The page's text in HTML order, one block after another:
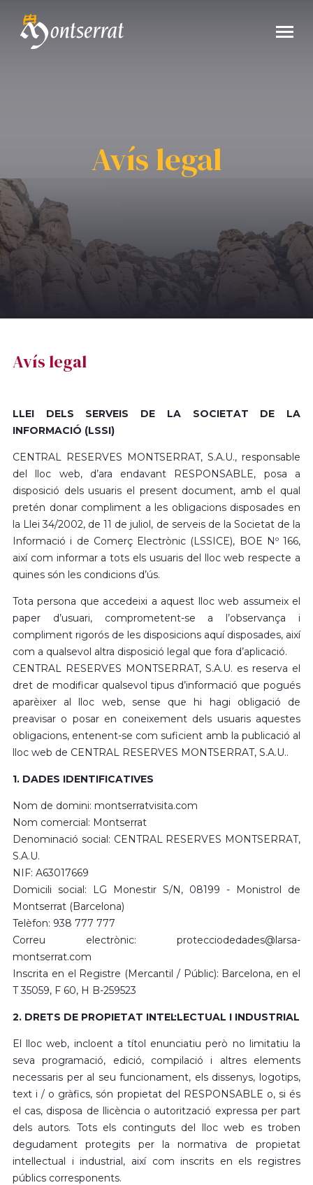
Avís legal
Avís legal
LLEI DELS SERVEIS DE LA SOCIETAT DE LA
INFORMACIÓ (LSSI)
CENTRAL RESERVES MONTSERRAT, S.A.U., responsable
del lloc web, d’ara endavant RESPONSABLE, posa a
disposició dels usuaris el present document, amb el qual
pretén donar compliment a les obligacions disposades en
la Llei 34/2002, de 11 de juliol, de serveis de la Societat de la
Informació i de Comerç Electrònic (LSSICE), BOE Nº 166,
així com informar a tots els usuaris del lloc web respecte a
quines són les condicions d’ús.
Tota persona que accedeixi a aquest lloc web assumeix el
paper d’usuari, comprometent-se a l’observança i
compliment rigorós de les disposicions aquí disposades, així
com a qualsevol altra disposició legal que fora d’aplicació.
CENTRAL RESERVES MONTSERRAT, S.A.U. es reserva el
dret de modificar qualsevol tipus d’informació que pogués
aparèixer al lloc web, sense que hi hagi obligació de
preavisar o posar en coneixement dels usuaris aquestes
obligacions, entenent-se com suficient amb la publicació al
lloc web de CENTRAL RESERVES MONTSERRAT, S.A.U..
1. DADES IDENTIFICATIVES
Nom de domini: montserratvisita.com
Nom comercial: Montserrat
Denominació social: CENTRAL RESERVES MONTSERRAT,
S.A.U.
NIF: A63017669
Domicili social: LG Monestir S/N, 08199 - Monistrol de
Montserrat (Barcelona)
Telèfon: 938 777 777
Correu electrònic: protecciodedades@larsa-
montserrat.com
Inscrita en el Registre (Mercantil / Públic): Barcelona, en el
T 35059, F 60, H B-259523
2. DRETS DE PROPIETAT INTEL·LECTUAL I INDUSTRIAL
El lloc web, incloent a títol enunciatiu però no limitatiu la
seva programació, edició, compilació i altres elements
necessaris per al seu funcionament, els dissenys, logotips,
text i / o gràfics, són propietat del RESPONSABLE o, si és
el cas, disposa de llicència o autorització expressa per part
dels autors. Tots els continguts del lloc web es troben
degudament protegits per la normativa de propietat
intel·lectual i industrial, així com inscrits en els registres
públics corresponents.